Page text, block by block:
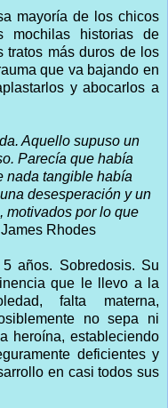
mayoría de los chicos
mochilas historias de
tratos más duros de los
que va bajando en
y abocarlos a
Aquello supuso un
Parecía que había
nada tangible había
desesperación y un
motivados por lo que
James Rhodes
años. Sobredosis. Su
que le llevo a la
falta materna,
no sepa ni
heroína, estableciendo
deficientes y
en casi todos sus